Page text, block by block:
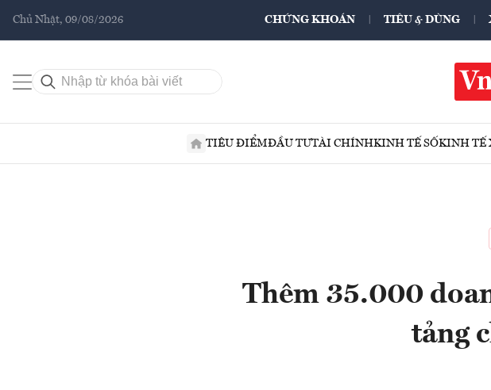
Chủ Nhật, 09/08/2026 CHỨNG KHOÁN TIÊU & DÙNG
TIÊU ĐIỂMĐẦU TƯTÀI CHÍNHKINH TẾ SỐKINH TẾ
Thêm 35.000
tảng